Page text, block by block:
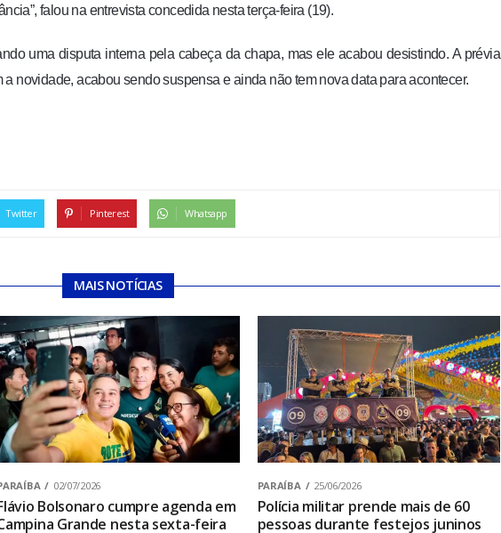
falou na entrevista concedida nesta terça-feira (19).
uma disputa interna pela cabeça da chapa, mas ele acabou desistindo. A prévia
novidade, acabou sendo suspensa e ainda não tem nova data para acontecer.
Twitter Pinterest Whatsapp
MAIS NOTÍCIAS
02/07/2026
Bolsonaro cumpre agenda em
Grande nesta sexta-feira
PARAÍBA 25/06/2026
Polícia militar prende mais de 60
pessoas durante festejos juninos